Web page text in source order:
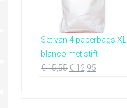
Set van 4 paperbags XL
blanco met stift
€15,55 €12,95